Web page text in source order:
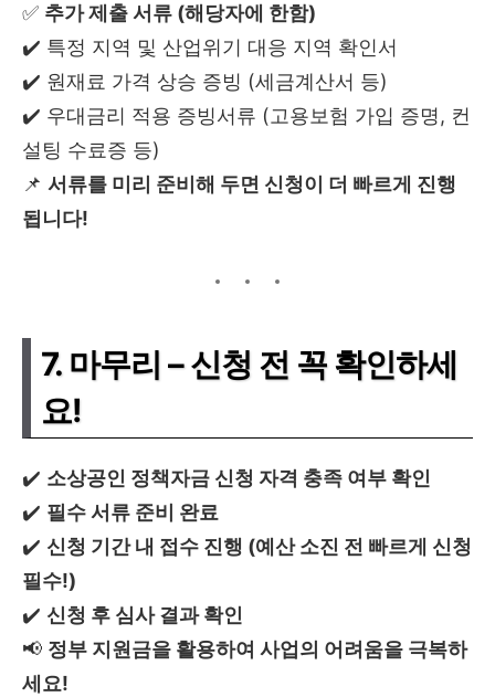
✅ 추가 제출 서류 (해당자에 한함)
✔️ 특정 지역 및 산업위기 대응 지역 확인서
✔️ 원재료 가격 상승 증빙 (세금계산서 등)
✔️ 우대금리 적용 증빙서류 (고용보험 가입 증명, 컨
설팅 수료증 등)
📌 서류를 미리 준비해 두면 신청이 더 빠르게 진행
됩니다!
7. 마무리 – 신청 전 꼭 확인하세
요!
✔️ 소상공인 정책자금 신청 자격 충족 여부 확인
✔️ 필수 서류 준비 완료
✔️ 신청 기간 내 접수 진행 (예산 소진 전 빠르게 신청
필수!)
✔️ 신청 후 심사 결과 확인
📢 정부 지원금을 활용하여 사업의 어려움을 극복하
세요!